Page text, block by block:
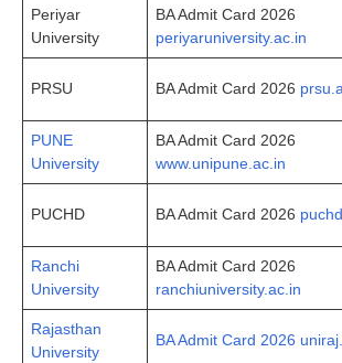
Periyar
University
BA Admit Card 2026
periyaruniversity.ac.in
PRSU BA Admit Card 2026
PUNE
University
BA Admit Card 2026
www.unipune.ac.in
PUCHD BA Admit Card 2026
Ranchi
University
BA Admit Card 2026
ranchiuniversity.ac.in
Rajasthan
University
BA Admit Card 2026